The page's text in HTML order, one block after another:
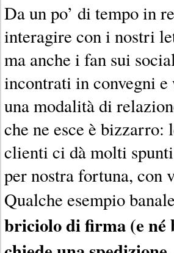
Da un po’ di tempo in
interagire con i nostri
ma anche i fan sui
incontrati in convegni
una modalità di
che ne esce è
clienti ci dà molti
per nostra fortuna, con
Qualche esempio
briciolo di firma (e né